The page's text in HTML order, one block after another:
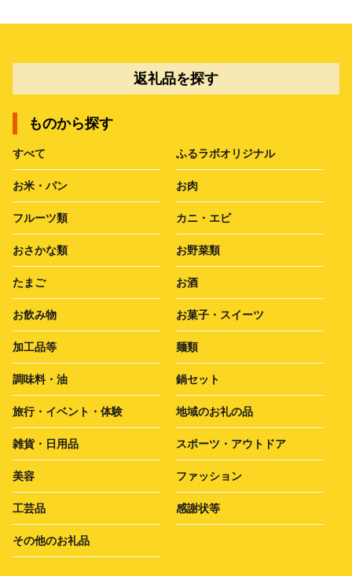
返礼品を探す
ものから探す
すべて ふるラボオリジナル
お米・パン お肉
フルーツ類 カニ・エビ
おさかな類 お野菜類
たまご お酒
お飲み物 お菓子・スイーツ
加工品等 麺類
調味料・油 鍋セット
旅行・イベント・体験 地域のお礼の品
雑貨・日用品 スポーツ・アウトドア
美容 ファッション
工芸品 感謝状等
その他のお礼品